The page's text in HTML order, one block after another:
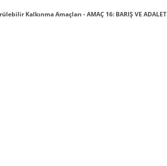
Kalkınma Amaçları - AMAÇ 16: BARIŞ VE ADALET